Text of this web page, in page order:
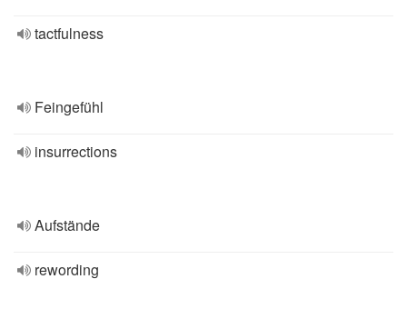
tactfulness
Feingefühl
insurrections
Aufstände
rewording